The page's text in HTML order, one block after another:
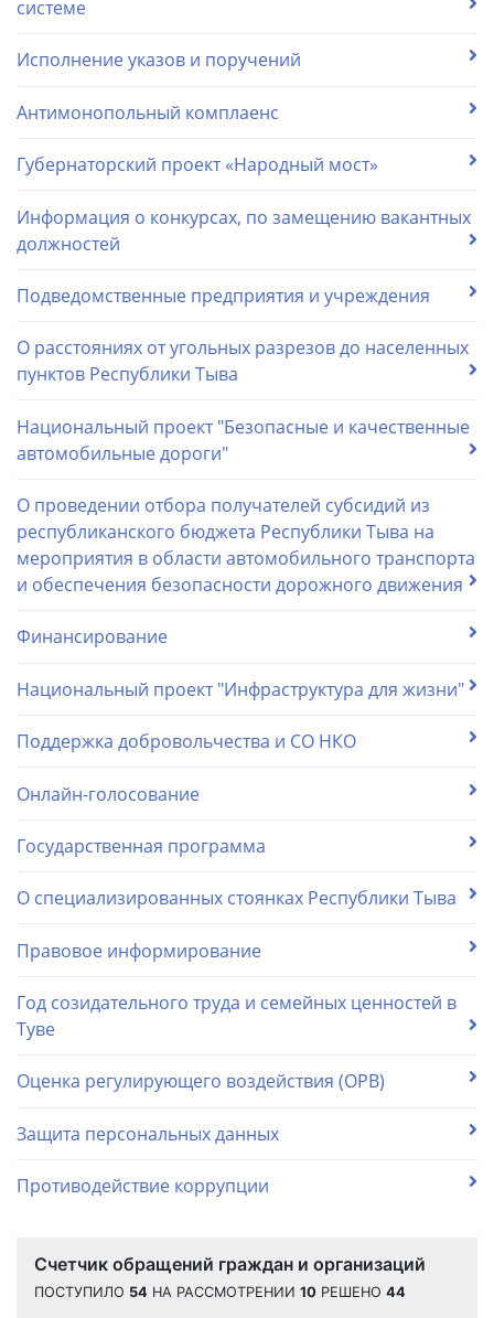
системе
Исполнение указов и поручений
Антимонопольный комплаенс
Губернаторский проект «Народный мост»
Информация о конкурсах, по замещению вакантных
должностей
Подведомственные предприятия и учреждения
О расстояниях от угольных разрезов до населенных
пунктов Республики Тыва
Национальный проект "Безопасные и качественные
автомобильные дороги"
О проведении отбора получателей субсидий из
республиканского бюджета Республики Тыва на
мероприятия в области автомобильного транспорта
и обеспечения безопасности дорожного движения
Финансирование
Национальный проект "Инфраструктура для жизни"
Поддержка добровольчества и СО НКО
Онлайн-голосование
Государственная программа
О специализированных стоянках Республики Тыва
Правовое информирование
Год созидательного труда и семейных ценностей в
Туве
Оценка регулирующего воздействия (ОРВ)
Защита персональных данных
Противодействие коррупции
Счетчик обращений граждан и организаций
ПОСТУПИЛО 54 НА РАССМОТРЕНИИ 10 РЕШЕНО 44